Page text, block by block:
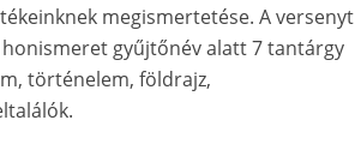
megismertetése. A versenyt
honismeret gyűjtőnév alatt 7 tantárgy
történelem, földrajz,